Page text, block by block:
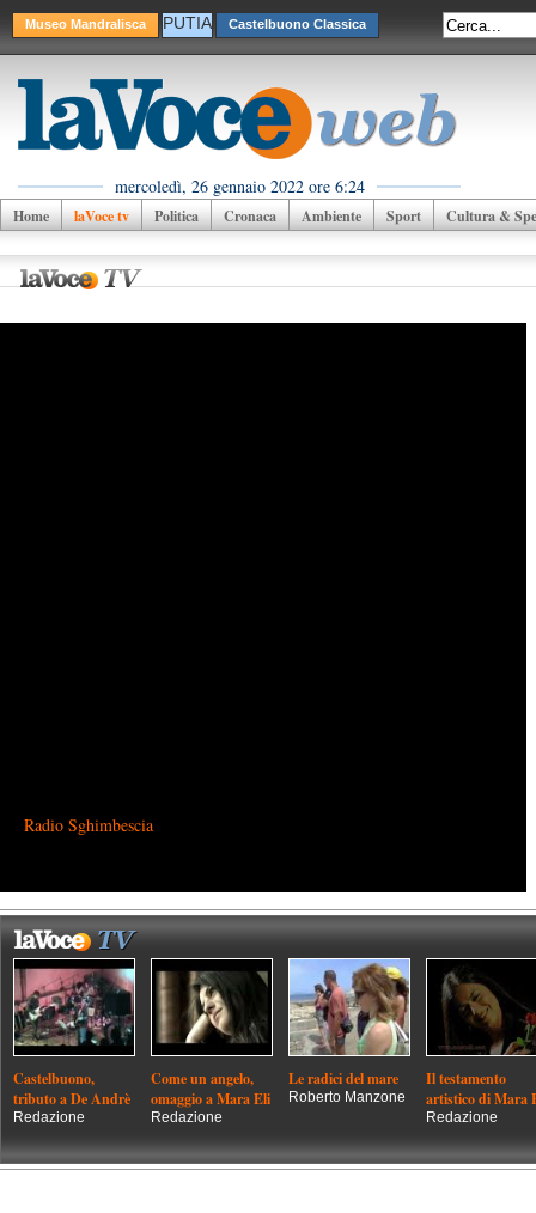
Museo Mandralisca PUTIA Castelbuono Classica
mercoledì, 26 gennaio 2022 ore 6:24
Home laVoce tv Politica Cronaca Ambiente Sport Cultura &
Radio Sghimbescia
Castelbuono,
tributo a De Andrè
Redazione
Come un angelo,
omaggio a Mara Eli
Redazione
Le radici del mare
Roberto Manzone
Il testamento
artistico di Mara
Redazione